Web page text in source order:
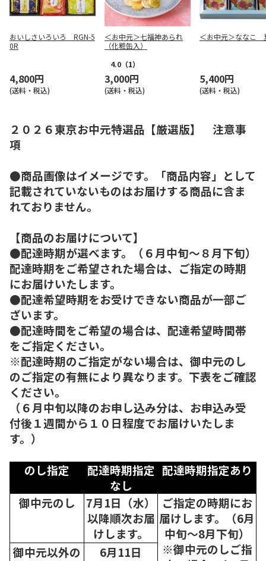
おいしさいろいろ RGN-5
0R
4,800円
(送料・税込)
＜お中元＞七福神あられ
（化粧缶入）
4.0 （1）
3,000円
(送料・税込)
＜お中元＞ななこ
5,400円
(送料・税込)
２０２６東京お中元特選品【厳選版】 注意事
項
●商品画像はイメージです。「商品内容」として
記載されていないものはお届けする商品に含ま
れておりません。
【商品のお届けについて】
●配達時期が選べます。（６月中旬～８月下旬）
配達時期をご希望された場合は、ご指定の時期
にお届けいたします。
●配達希望時期をお受けできない商品が一部ご
ざいます。
●配達時間をご希望の場合は、配達希望時間帯
をご指定ください。
※配達時期のご指定がない場合は、御中元のし
のご指定の有無により異なります。下表をご確認
ください。
（６月中旬以降のお申し込み分は、お申込み受
付後１週間から１０日程度でお届けいたしま
す。）
のし指定
配達時期指定
なし
配達時期指定あり
御中元のし
7月1日（水）
以降順次お届
けします。
ご指定の時期にお
届けします。（6月
中旬～8月下旬）
※御中元のしご指
御中元以外の
6月11日